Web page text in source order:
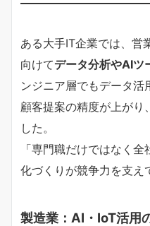
ある大手IT企業では、営
向けてデータ分析やAIツ
ンジニア層でもデータ活
顧客提案の精度が上がり
した。
「専門職だけではなく
化づくりが競争力を支え
製造業：AI・IoT活用